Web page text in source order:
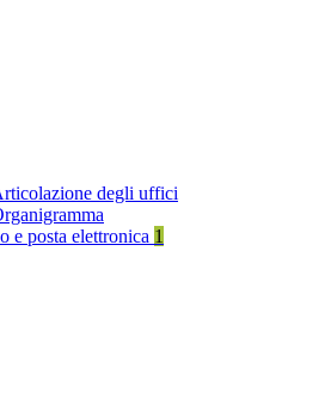
degli uffici
e posta elettronica 1